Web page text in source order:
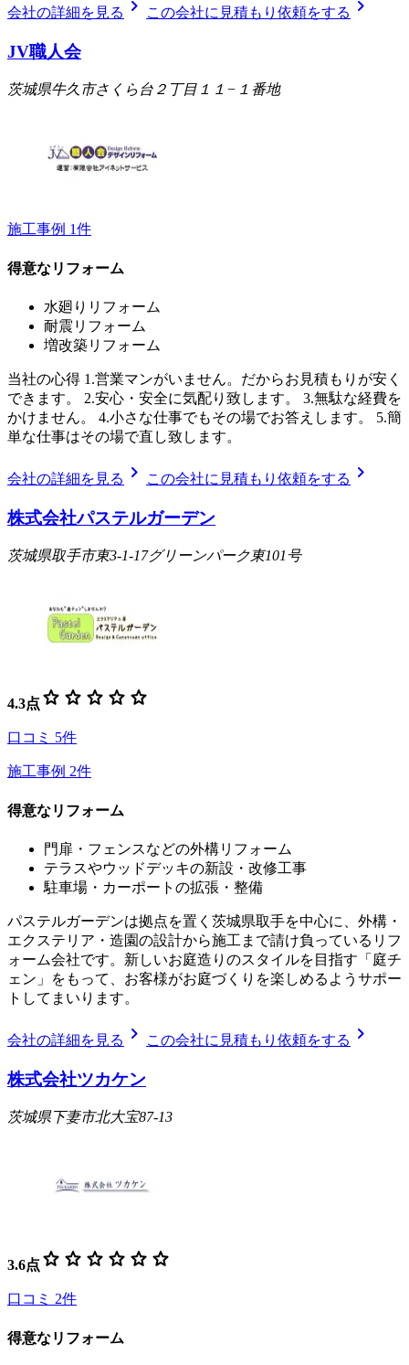
会社の詳細を見る chevron_right この会社に見積もり依頼をする chevron_right
JV職人会
茨城県牛久市さくら台２丁目１１−１番地
施工事例 1件
得意なリフォーム
水廻りリフォーム
耐震リフォーム
増改築リフォーム
当社の心得 1.営業マンがいません。だからお見積もりが安く
できます。 2.安心・安全に気配り致します。 3.無駄な経費を
かけません。 4.小さな仕事でもその場でお答えします。 5.簡
単な仕事はその場で直し致します。
会社の詳細を見る chevron_right この会社に見積もり依頼をする chevron_right
株式会社パステルガーデン
茨城県取手市東3-1-17グリーンパーク東101号
4.3点 star star star star star
口コミ 5件
施工事例 2件
得意なリフォーム
門扉・フェンスなどの外構リフォーム
テラスやウッドデッキの新設・改修工事
駐車場・カーポートの拡張・整備
パステルガーデンは拠点を置く茨城県取手を中心に、外構・
エクステリア・造園の設計から施工まで請け負っているリフ
ォーム会社です。新しいお庭造りのスタイルを目指す「庭チ
ェン」をもって、お客様がお庭づくりを楽しめるようサポー
トしてまいります。
会社の詳細を見る chevron_right この会社に見積もり依頼をする chevron_right
株式会社ツカケン
茨城県下妻市北大宝87-13
3.6点 star star star star star star
口コミ 2件
得意なリフォーム